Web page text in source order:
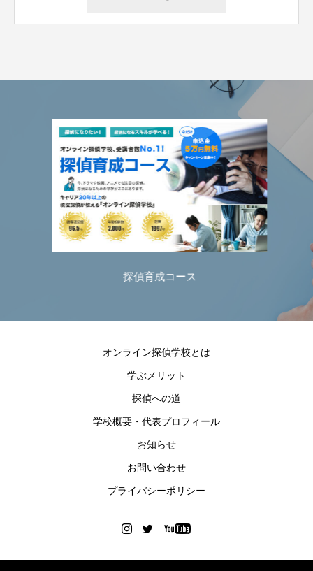
探偵育成コース
オンライン探偵学校とは
学ぶメリット
探偵への道
学校概要・代表プロフィール
お知らせ
お問い合わせ
プライバシーポリシー